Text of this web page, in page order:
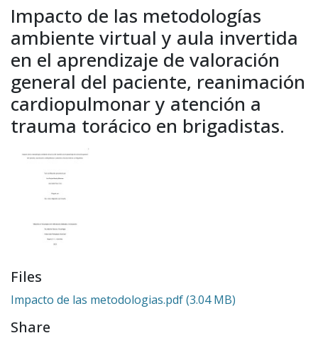
Impacto de las metodologías
ambiente virtual y aula invertida
en el aprendizaje de valoración
general del paciente, reanimación
cardiopulmonar y atención a
trauma torácico en brigadistas.
Files
Impacto de las metodologias.pdf(3.04 MB)
Share